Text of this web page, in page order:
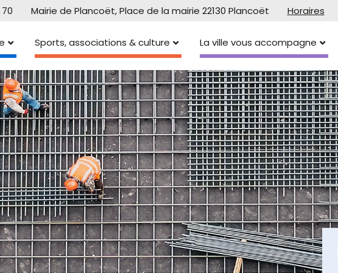
Mairie de Plancoët, Place de la mairie 22130 Plancoët Horaires
Sports, associations & culture La ville vous accompagne